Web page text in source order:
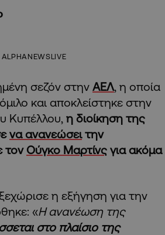
ALPHANEWSLIVE
σεζόν στην ΑΕΛ, η οποία
και αποκλείστηκε στην
Κυπέλλου, η διοίκηση της
να ανανεώσειτην
τον Ούγκο Μαρτίνς για ακόμα
η εξήγηση για την
«Η ανανέωση της
στο πλαίσιο της